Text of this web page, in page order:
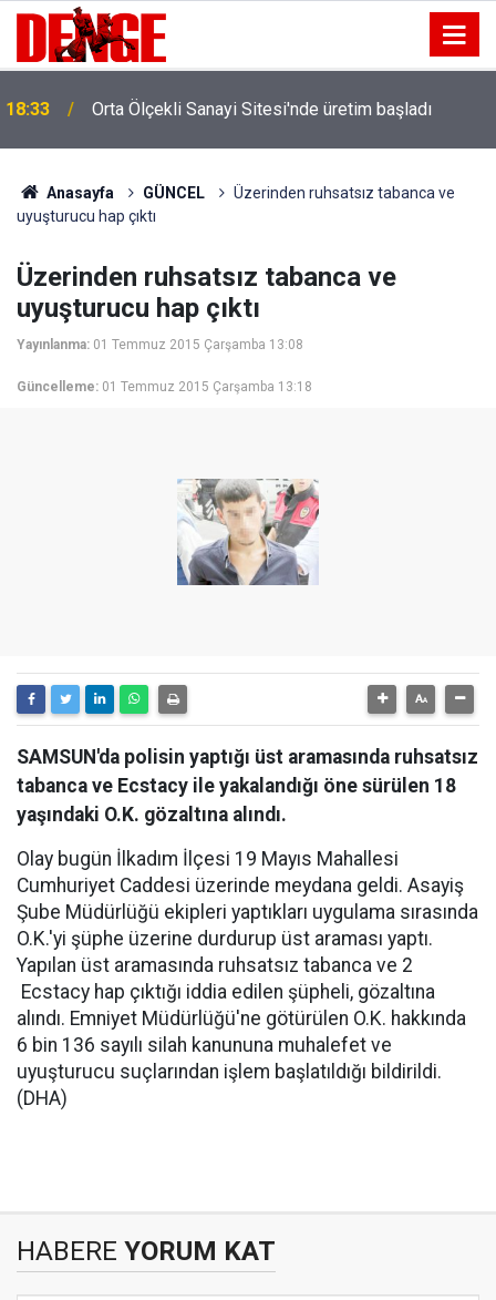
18:33 Orta Ölçekli Sanayi Sitesi'nde üretim başladı
Anasayfa GÜNCEL
Üzerinden ruhsatsız tabanca ve
uyuşturucu hap çıktı
Üzerinden ruhsatsız tabanca ve
uyuşturucu hap çıktı
Yayınlanma: 01 Temmuz 2015 Çarşamba 13:08
Güncelleme: 01 Temmuz 2015 Çarşamba 13:18
SAMSUN'da polisin yaptığı üst aramasında ruhsatsız
tabanca ve Ecstacy ile yakalandığı öne sürülen 18
yaşındaki O.K. gözaltına alındı.
Olay bugün İlkadım İlçesi 19 Mayıs Mahallesi
Cumhuriyet Caddesi üzerinde meydana geldi. Asayiş
Şube Müdürlüğü ekipleri yaptıkları uygulama sırasında
O.K.'yi şüphe üzerine durdurup üst araması yaptı.
Yapılan üst aramasında ruhsatsız tabanca ve 2
Ecstacy hap çıktığı iddia edilen şüpheli, gözaltına
alındı. Emniyet Müdürlüğü'ne götürülen O.K. hakkında
6 bin 136 sayılı silah kanununa muhalefet ve
uyuşturucu suçlarından işlem başlatıldığı bildirildi.
(DHA)
HABERE YORUM KAT